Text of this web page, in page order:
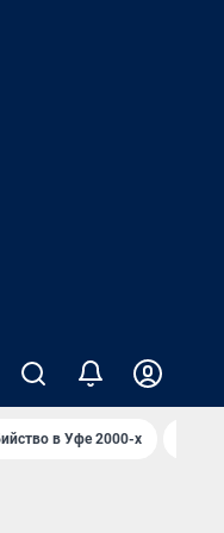
в Уфе 2000-х